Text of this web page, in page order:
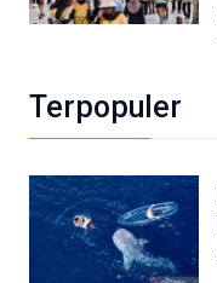
Terpopuler